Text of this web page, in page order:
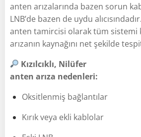
anten arızalarında bazen sorun
LNB’de bazen de uydu
anten tamircisi olarak tüm sistemi
arızanın kaynağını net şekilde
Kızılcıklı, Nilüfer
anten arıza nedenleri:
Oksitlenmiş bağlantılar
Kırık veya ekli kablolar